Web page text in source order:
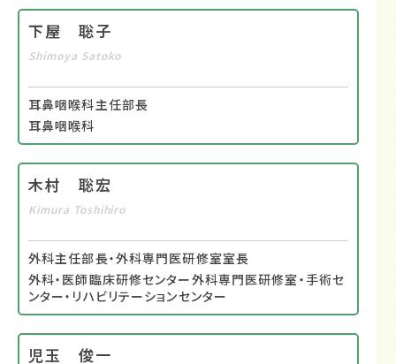
下屋 聡子
Shimoya Satoko
耳鼻咽喉科主任部長
耳鼻咽喉科
木村 聡宏
Kimura Toshihiro
外科主任部長・外科専門医研修室室長
外科・医師臨床研修センター外科専門医研修室・手術セ
ンター・リハビリテーションセンター
児玉 俊一